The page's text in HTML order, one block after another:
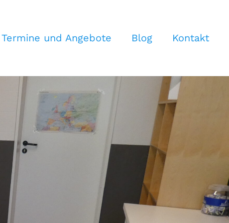
Termine und Angebote Blog Kontakt